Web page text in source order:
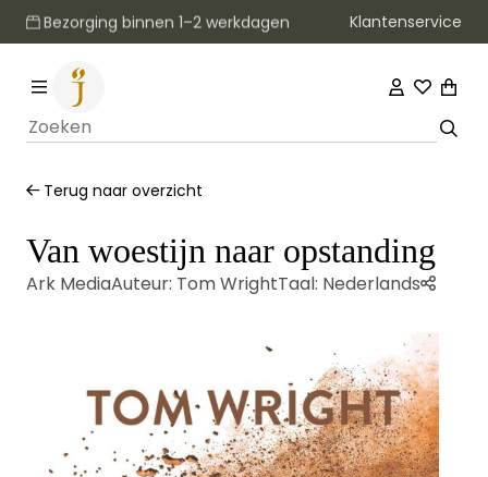
Bezorging binnen 1–2 werkdagen Klantenservice
Terug naar overzicht
Van woestijn naar opstanding
Ark MediaAuteur: Tom WrightTaal: Nederlands